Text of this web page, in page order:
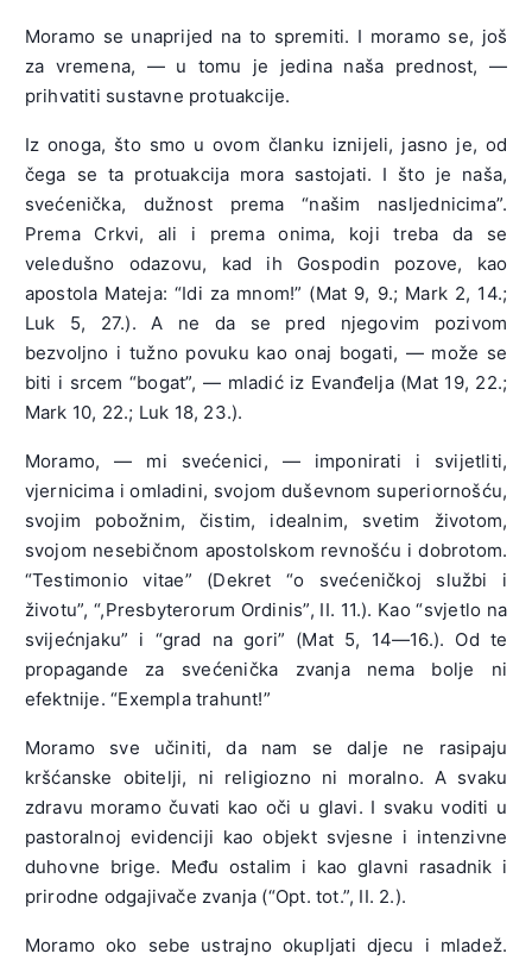
Moramo se unaprijed na to spremiti. I moramo se, još
za vremena, — u tomu je jedina naša prednost, —
prihvatiti sustavne protuakcije.
Iz onoga, što smo u ovom članku iznijeli, jasno je, od
čega se ta protuakcija mora sastojati. I što je naša,
svećenička, dužnost prema “našim nasljednicima”.
Prema Crkvi, ali i prema onima, koji treba da se
veledušno odazovu, kad ih Gospodin pozove, kao
apostola Mateja: “Idi za mnom!” (Mat 9, 9.; Mark 2, 14.;
Luk 5, 27.). A ne da se pred njegovim pozivom
bezvoljno i tužno povuku kao onaj bogati, — može se
biti i srcem “bogat”, — mladić iz Evanđelja (Mat 19, 22.;
Mark 10, 22.; Luk 18, 23.).
Moramo, — mi svećenici, — imponirati i svijetliti,
vjernicima i omladini, svojom duševnom superiornošću,
svojim pobožnim, čistim, idealnim, svetim životom,
svojom nesebičnom apostolskom revnošću i dobrotom.
“Testimonio vitae” (Dekret “o svećeničkoj službi i
životu”, “,Presbyterorum Ordinis”, II. 11.). Kao “svjetlo na
svijećnjaku” i “grad na gori” (Mat 5, 14—16.). Od te
propagande za svećenička zvanja nema bolje ni
efektnije. “Exempla trahunt!”
Moramo sve učiniti, da nam se dalje ne rasipaju
kršćanske obitelji, ni religiozno ni moralno. A svaku
zdravu moramo čuvati kao oči u glavi. I svaku voditi u
pastoralnoj evidenciji kao objekt svjesne i intenzivne
duhovne brige. Među ostalim i kao glavni rasadnik i
prirodne odgajivače zvanja (“Opt. tot.”, II. 2.).
Moramo oko sebe ustrajno okupljati djecu i mladež.